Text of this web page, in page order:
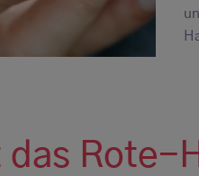
das Rote-